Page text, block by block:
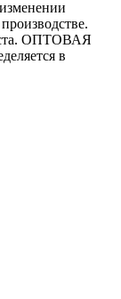
ОПТОВАЯ
в